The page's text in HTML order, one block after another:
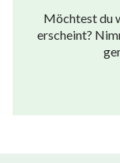
Möchtest du
erscheint?